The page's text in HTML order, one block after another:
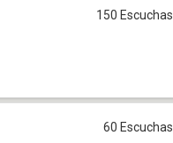
150 Escuchas
60 Escuchas